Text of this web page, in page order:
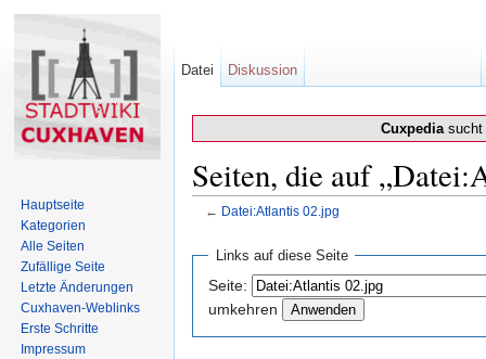
Cuxpediasucht
Seiten, die auf
← Datei:Atlantis 02.jpg
Links auf diese Seite
Seite:
umkehren
Datei Diskussion
Hauptseite
Kategorien
Alle Seiten
Zufällige Seite
Letzte Änderungen
Cuxhaven-Weblinks
Erste Schritte
Impressum